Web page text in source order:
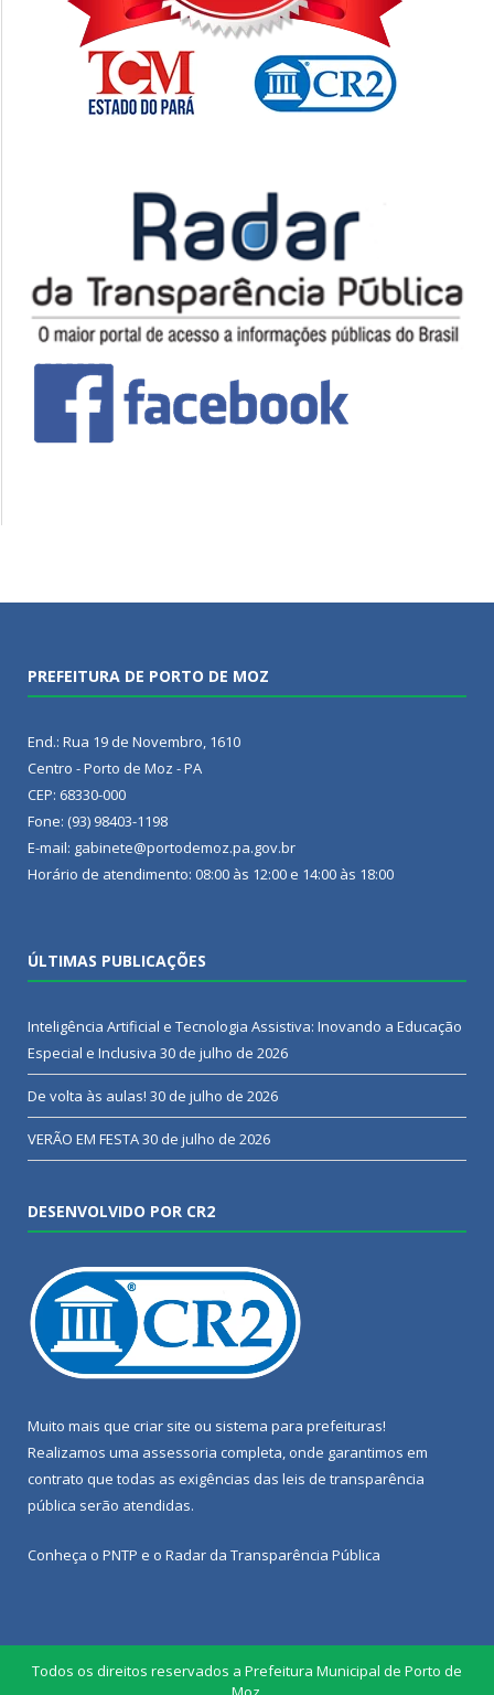
PREFEITURA DE PORTO DE MOZ
End.: Rua 19 de Novembro, 1610
Centro - Porto de Moz - PA
CEP: 68330-000
Fone: (93) 98403-1198
E-mail: gabinete@portodemoz.pa.gov.br
Horário de atendimento: 08:00 às 12:00 e 14:00 às 18:00
ÚLTIMAS PUBLICAÇÕES
Inteligência Artificial e Tecnologia Assistiva: Inovando a Educação
Especial e Inclusiva 30 de julho de 2026
De volta às aulas! 30 de julho de 2026
VERÃO EM FESTA30 de julho de 2026
DESENVOLVIDO POR CR2
Muito mais que criar site ou sistema para prefeituras!
Realizamos uma assessoria completa, onde garantimos em
contrato que todas as exigências das leis de transparência
pública serão atendidas.
Conheça o PNTP e o Radar da Transparência Pública
Todos os direitos reservados a Prefeitura Municipal de Porto de